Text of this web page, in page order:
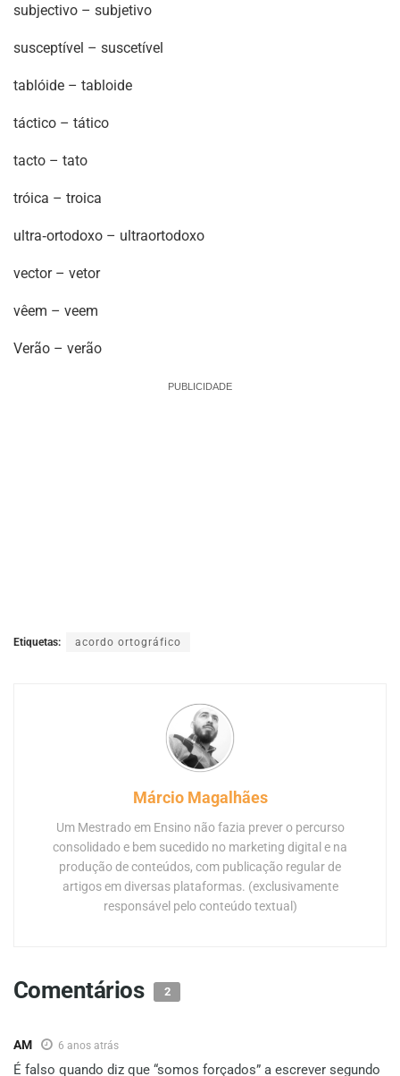
subjectivo – subjetivo
susceptível – suscetível
tablóide – tabloide
táctico – tático
tacto – tato
tróica – troica
ultra‐ortodoxo – ultraortodoxo
vector – vetor
vêem – veem
Verão – verão
PUBLICIDADE
Etiquetas: acordo ortográfico
Márcio Magalhães
Um Mestrado em Ensino não fazia prever o percurso
consolidado e bem sucedido no marketing digital e na
produção de conteúdos, com publicação regular de
artigos em diversas plataformas. (exclusivamente
responsável pelo conteúdo textual)
Comentários 2
AM 6 anos atrás
É falso quando diz que “somos forçados” a escrever segundo